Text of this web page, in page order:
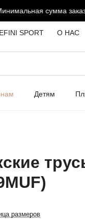
сумма заказа
SPORT О НАС
Детям
размеров